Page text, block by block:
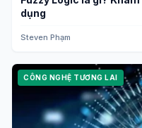
dụng
Steven Phạm
CÔNG NGHỆ TƯƠNG LAI